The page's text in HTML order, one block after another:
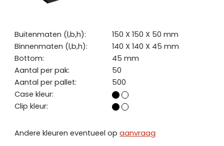
Buitenmaten (l,b,h):
150 X 150 X 50 mm
Binnenmaten (l,b,h):
140 X 140 X 45 mm
Bottom:
45 mm
Aantal per pak:
50
Aantal per pallet:
500
Case kleur:
Clip kleur:
Andere kleuren eventueel opaanvraag